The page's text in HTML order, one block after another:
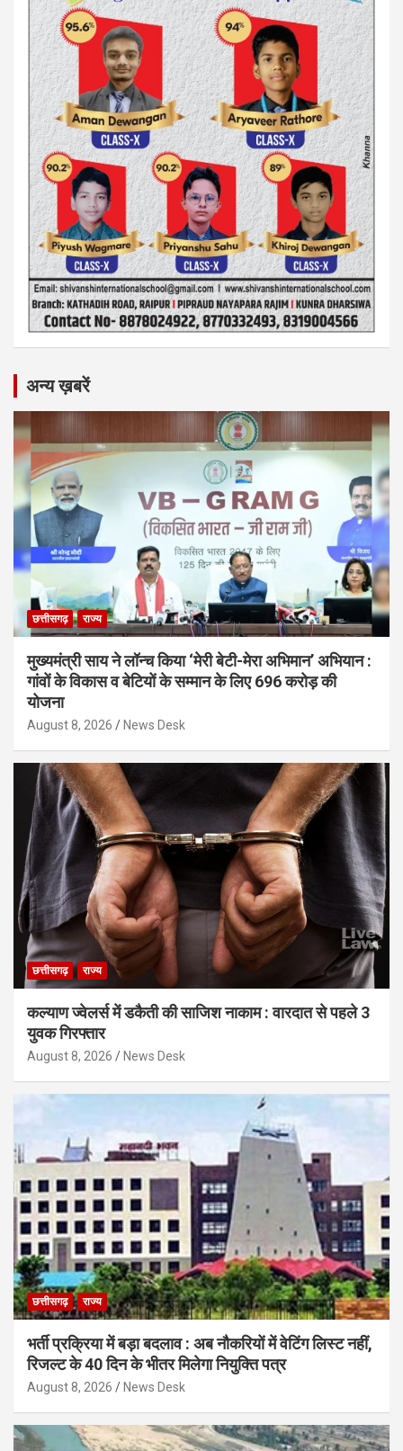
अन्य ख़बरें
छत्तीसगढ़ राज्य
मुख्यमंत्री साय ने लॉन्च किया ‘मेरी बेटी-मेरा अभिमान’ अभियान :
गांवों के विकास व बेटियों के सम्मान के लिए 696 करोड़ की
योजना
August 8, 2026 News Desk
छत्तीसगढ़ राज्य
कल्याण ज्वेलर्स में डकैती की साजिश नाकाम : वारदात से पहले 3
युवक गिरफ्तार
August 8, 2026 News Desk
छत्तीसगढ़ राज्य
भर्ती प्रक्रिया में बड़ा बदलाव : अब नौकरियों में वेटिंग लिस्ट नहीं,
रिजल्ट के 40 दिन के भीतर मिलेगा नियुक्ति पत्र
August 8, 2026 News Desk